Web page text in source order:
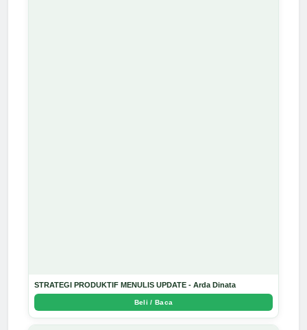
STRATEGI PRODUKTIF MENULIS UPDATE - Arda Dinata
Beli / Baca